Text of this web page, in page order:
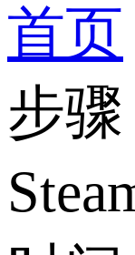
首页
步骤